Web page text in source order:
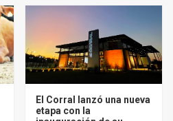
El Corral lanzó una nueva
etapa con la